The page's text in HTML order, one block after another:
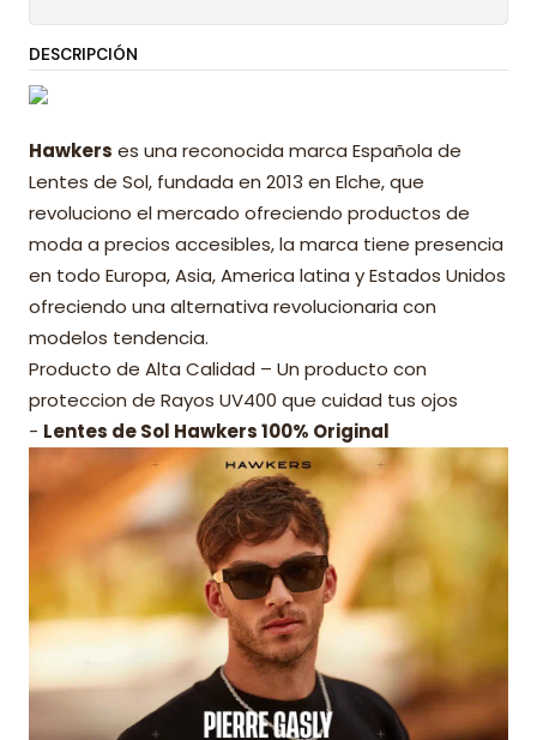
DESCRIPCIÓN
Hawkers es una reconocida marca Española de
Lentes de Sol, fundada en 2013 en Elche, que
revoluciono el mercado ofreciendo productos de
moda a precios accesibles, la marca tiene presencia
en todo Europa, Asia, America latina y Estados Unidos
ofreciendo una alternativa revolucionaria con
modelos tendencia.
Producto de Alta Calidad – Un producto con
proteccion de Rayos UV400 que cuidad tus ojos
- Lentes de Sol Hawkers 100% Original